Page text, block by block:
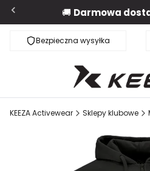
🚚 Darmowa
Bezpieczna wysyłka
KEEZA Activewear Sklepy klubowe